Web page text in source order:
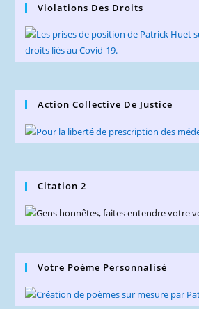
Violations Des Droits
Action Collective De Justice
Citation 2
Votre Poème Personnalisé